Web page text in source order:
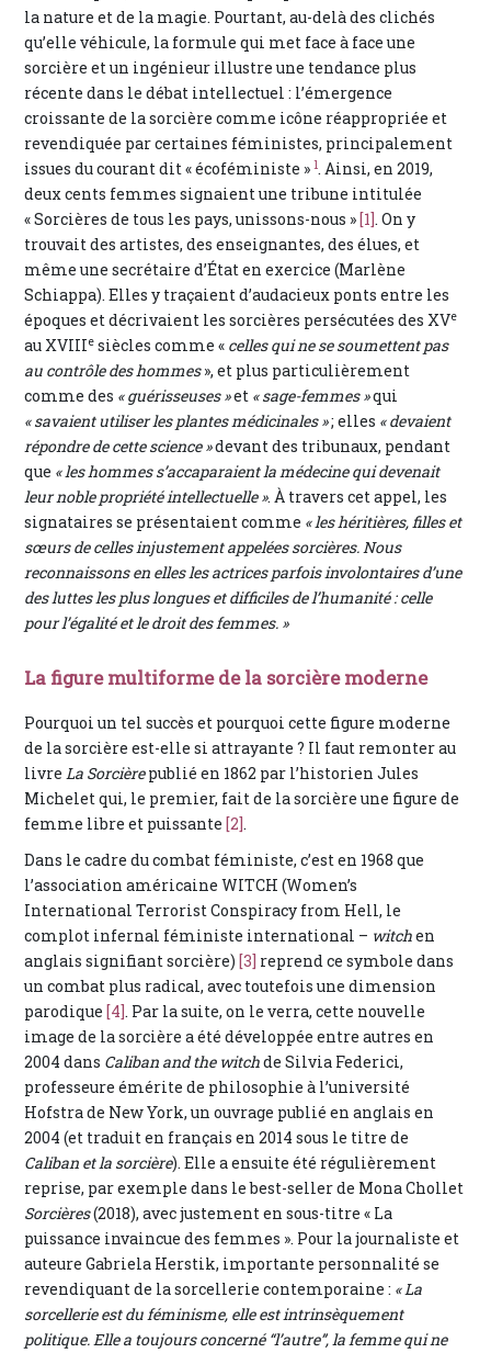
la nature et de la magie. Pourtant, au-delà des clichés
qu’elle véhicule, la formule qui met face à face une
sorcière et un ingénieur illustre une tendance plus
récente dans le débat intellectuel : l’émergence
croissante de la sorcière comme icône réappropriée et
revendiquée par certaines féministes, principalement
issues du courant dit « écoféministe » 1. Ainsi, en 2019,
deux cents femmes signaient une tribune intitulée
« Sorcières de tous les pays, unissons-nous » [1]. On y
trouvait des artistes, des enseignantes, des élues, et
même une secrétaire d’État en exercice (Marlène
Schiappa). Elles y traçaient d’audacieux ponts entre les
époques et décrivaient les sorcières persécutées des XVe
au XVIIIe siècles comme « celles qui ne se soumettent pas
au contrôle des hommes», et plus particulièrement
comme des « guérisseuses »et « sage-femmes »qui
« savaient utiliser les plantes médicinales »; elles « devaient
répondre de cette science »devant des tribunaux, pendant
que « les hommes s’accaparaient la médecine qui devenait
leur noble propriété intellectuelle ». À travers cet appel, les
signataires se présentaient comme « les héritières, filles et
sœurs de celles injustement appelées sorcières. Nous
reconnaissons en elles les actrices parfois involontaires d’une
des luttes les plus longues et difficiles de l’humanité : celle
pour l’égalité et le droit des femmes. »
La figure multiforme de la sorcière moderne
Pourquoi un tel succès et pourquoi cette figure moderne
de la sorcière est-elle si attrayante ? Il faut remonter au
livreLa Sorcièrepublié en 1862 par l’historien Jules
Michelet qui, le premier, fait de la sorcière une figure de
femme libre et puissante [2].
Dans le cadre du combat féministe, c’est en 1968 que
l’association américaine WITCH (Women’s
International Terrorist Conspiracy from Hell, le
complot infernal féministe international – witchen
anglais signifiant sorcière) [3] reprend ce symbole dans
un combat plus radical, avec toutefois une dimension
parodique [4]. Par la suite, on le verra, cette nouvelle
image de la sorcière a été développée entre autres en
2004 dans Caliban and the witchde Silvia Federici,
professeure émérite de philosophie à l’université
Hofstra de New York, un ouvrage publié en anglais en
2004 (et traduit en français en 2014 sous le titre de
Caliban et la sorcière). Elle a ensuite été régulièrement
reprise, par exemple dans le best-seller de Mona Chollet
Sorcières(2018), avec justement en sous-titre « La
puissance invaincue des femmes ». Pour la journaliste et
auteure Gabriela Herstik, importante personnalité se
revendiquant de la sorcellerie contemporaine : « La
sorcellerie est du féminisme, elle est intrinsèquement
politique. Elle a toujours concerné “l’autre”, la femme qui ne